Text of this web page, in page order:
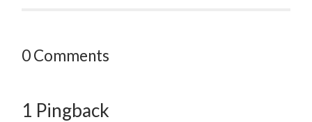
0 Comments
1 Pingback